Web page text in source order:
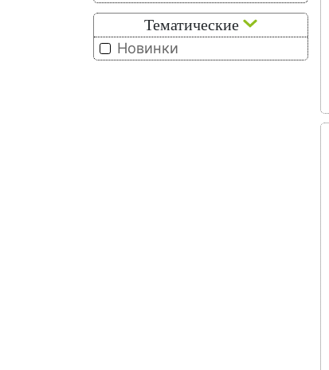
Тематические
Новинки